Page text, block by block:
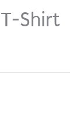
Shirt